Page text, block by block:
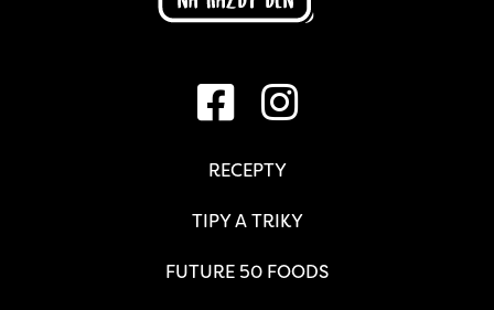
RECEPTY
TIPY A TRIKY
FUTURE 50 FOODS